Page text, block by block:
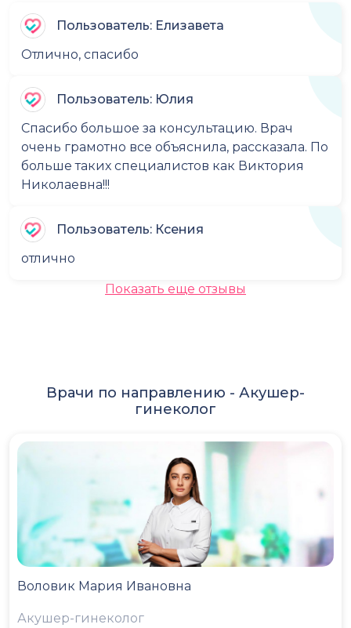
Пользователь: Елизавета
Отлично, спасибо
Пользователь: Юлия
Спасибо большое за консультацию. Врач
очень грамотно все объяснила, рассказала. По
больше таких специалистов как Виктория
Николаевна!!!
Пользователь: Ксения
отлично
Показать еще отзывы
Врачи по направлению - Акушер-
гинеколог
Воловик Мария Ивановна
Акушер-гинеколог